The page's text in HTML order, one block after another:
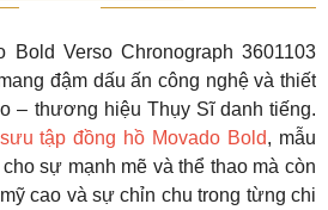
Bold Verso Chronograph 3601103
đậm dấu ấn công nghệ và thiết
– thương hiệu Thụy Sĩ danh tiếng.
tập đồng hồ Movado Bold, mẫu
sự mạnh mẽ và thể thao mà còn
cao và sự chỉn chu trong từng chi